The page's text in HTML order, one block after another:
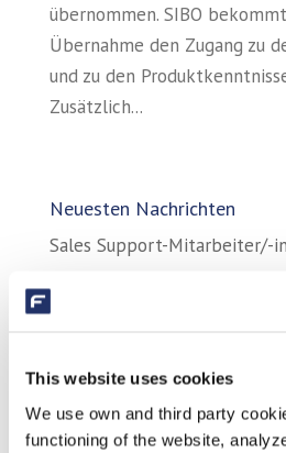
This website uses cookies
We use own and third party
functioning of the website,
übernommen. SIBO
Übernahme den Zugang zu
und zu den
Zusätzlich...
Neuesten Nachrichten
Sales Support-Mitarbeiter/-
Auch in diesem Jahr finden
GaLaBau 2018
Show Arcen
SIBO Fluidra in neuem